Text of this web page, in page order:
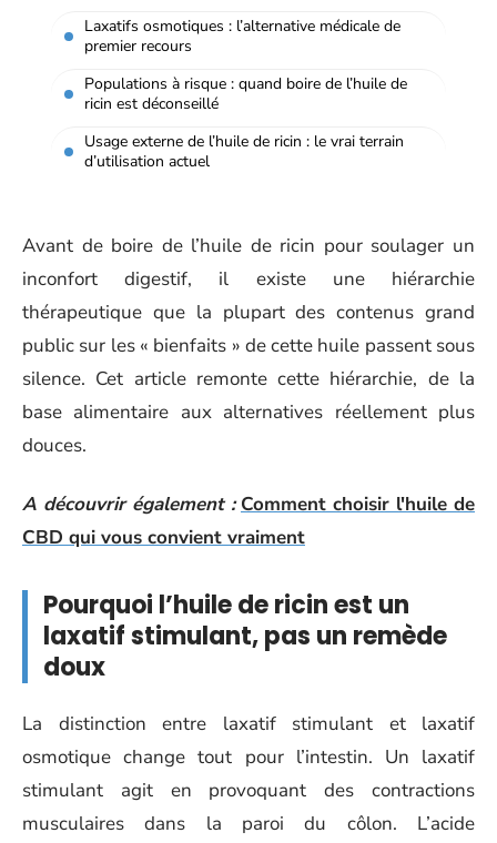
Laxatifs osmotiques : l’alternative médicale de
premier recours
Populations à risque : quand boire de l’huile de
ricin est déconseillé
Usage externe de l’huile de ricin : le vrai terrain
d’utilisation actuel
Avant de boire de l’huile de ricin pour soulager un
inconfort digestif, il existe une hiérarchie
thérapeutique que la plupart des contenus grand
public sur les « bienfaits » de cette huile passent sous
silence. Cet article remonte cette hiérarchie, de la
base alimentaire aux alternatives réellement plus
douces.
A découvrir également : Comment choisir l'huile de
CBD qui vous convient vraiment
Pourquoi l’huile de ricin est un
laxatif stimulant, pas un remède
doux
La distinction entre laxatif stimulant et laxatif
osmotique change tout pour l’intestin. Un laxatif
stimulant agit en provoquant des contractions
musculaires dans la paroi du côlon. L’acide